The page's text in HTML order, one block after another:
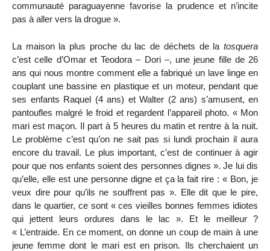
communauté paraguayenne favorise la prudence et n’incite
pas à aller vers la drogue ».
La maison la plus proche du lac de déchets de la tosquera
c’est celle d’Omar et Teodora – Dori –, une jeune fille de 26
ans qui nous montre comment elle a fabriqué un lave linge en
couplant une bassine en plastique et un moteur, pendant que
ses enfants Raquel (4 ans) et Walter (2 ans) s’amusent, en
pantoufles malgré le froid et regardent l’appareil photo. « Mon
mari est maçon. Il part à 5 heures du matin et rentre à la nuit.
Le problème c’est qu’on ne sait pas si lundi prochain il aura
encore du travail. Le plus important, c’est de continuer à agir
pour que nos enfants soient des personnes dignes ». Je lui dis
qu’elle, elle est une personne digne et ça la fait rire : « Bon, je
veux dire pour qu’ils ne souffrent pas ». Elle dit que le pire,
dans le quartier, ce sont « ces vieilles bonnes femmes idiotes
qui jettent leurs ordures dans le lac ». Et le meilleur ?
« L’entraide. En ce moment, on donne un coup de main à une
jeune femme dont le mari est en prison. Ils cherchaient un